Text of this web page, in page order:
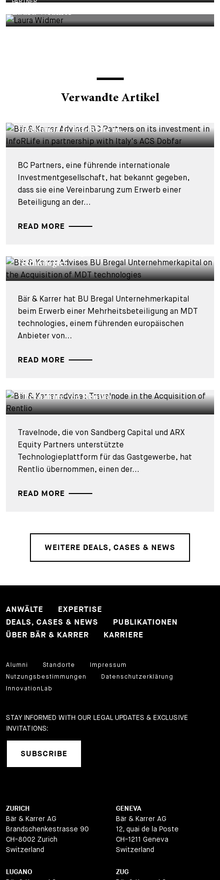
PARTNER
Laura Widmer
Verwandte Artikel
Investition in InfoRLife in...
BC Partners, eine führende internationale
Investmentgesellschaft, hat bekannt gegeben,
dass sie eine Vereinbarung zum Erwerb einer
Beteiligung an der...
READ MORE
DEALS & CASES - 28. JULI 2026
technologies
Bär & Karrer hat BU Bregal Unternehmerkapital
beim Erwerb einer Mehrheitsbeteiligung an MDT
technologies, einem führenden europäischen
Anbieter von...
READ MORE
Übernahme von Rentlio
Travelnode, die von Sandberg Capital und ARX
Equity Partners unterstützte
Technologieplattform für das Gastgewerbe, hat
Rentlio übernommen, einen der...
READ MORE
WEITERE DEALS, CASES & NEWS
ANWÄLTE
EXPERTISE
DEALS, CASES & NEWS
PUBLIKATIONEN
ÜBER BÄR & KARRER
KARRIERE
Alumni Standorte
Impressum
Nutzungsbestimmungen
Datenschutzerklärung
InnovationLab
STAY INFORMED WITH OUR LEGAL UPDATES & EXCLUSIVE
INVITATIONS:
SUBSCRIBE
ZURICH
Bär & Karrer AG
Brandschenkestrasse 90
CH-8002 Zurich
Switzerland
GENEVA
Bär & Karrer AG
12, quai de la Poste
CH-1211 Geneva
Switzerland
LUGANO ZUG